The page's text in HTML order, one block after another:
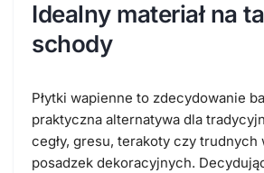
Idealny materiał na
schody
Płytki wapienne to zdecydowanie
praktyczna alternatywa dla
cegły, gresu, terakoty czy trudnych
posadzek dekoracyjnych.